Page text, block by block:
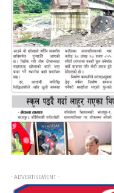
- ADVERTISEMENT -